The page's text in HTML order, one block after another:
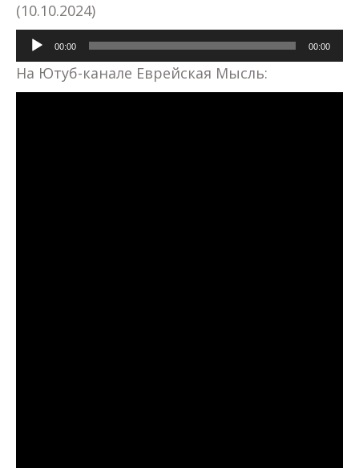
(10.10.2024)
Аудиоплеер
00:00 00:00
На Ютуб-канале Еврейская Мысль: